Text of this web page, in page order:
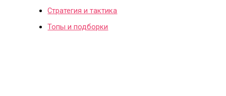
Стратегия и тактика
Топы и подборки